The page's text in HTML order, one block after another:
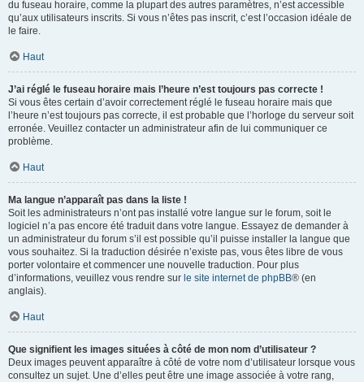
du fuseau horaire, comme la plupart des autres paramètres, n’est accessible
qu’aux utilisateurs inscrits. Si vous n’êtes pas inscrit, c’est l’occasion idéale de
le faire.
Haut
J’ai réglé le fuseau horaire mais l’heure n’est toujours pas correcte !
Si vous êtes certain d’avoir correctement réglé le fuseau horaire mais que
l’heure n’est toujours pas correcte, il est probable que l’horloge du serveur soit
erronée. Veuillez contacter un administrateur afin de lui communiquer ce
problème.
Haut
Ma langue n’apparaît pas dans la liste !
Soit les administrateurs n’ont pas installé votre langue sur le forum, soit le
logiciel n’a pas encore été traduit dans votre langue. Essayez de demander à
un administrateur du forum s’il est possible qu’il puisse installer la langue que
vous souhaitez. Si la traduction désirée n’existe pas, vous êtes libre de vous
porter volontaire et commencer une nouvelle traduction. Pour plus
d’informations, veuillez vous rendre sur le site internet de phpBB® (en
anglais).
Haut
Que signifient les images situées à côté de mon nom d’utilisateur ?
Deux images peuvent apparaître à côté de votre nom d’utilisateur lorsque vous
consultez un sujet. Une d’elles peut être une image associée à votre rang,